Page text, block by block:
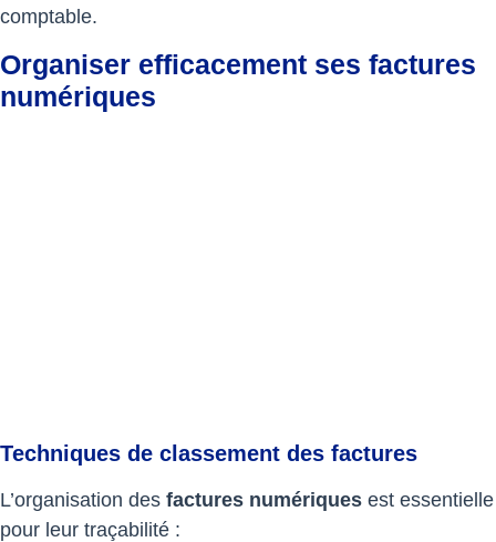
comptable.
Organiser efficacement ses factures
numériques
Techniques de classement des factures
L’organisation des factures numériques est essentielle
pour leur traçabilité :